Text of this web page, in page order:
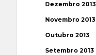
Dezembro 2013
Novembro 2013
Outubro 2013
Setembro 2013